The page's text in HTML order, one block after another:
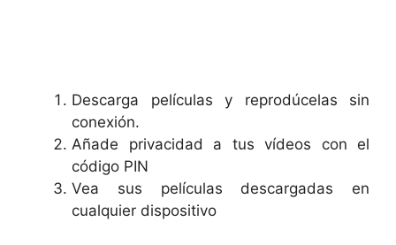
Descarga películas y reprodúcelas sin
conexión.
Añade privacidad a tus vídeos con el
código PIN
Vea sus películas descargadas en
cualquier dispositivo